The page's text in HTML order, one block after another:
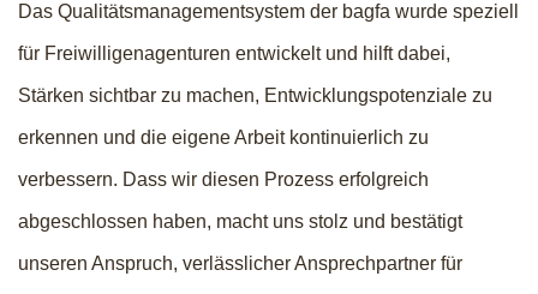
Das Qualitätsmanagementsystem der bagfa wurde speziell
für Freiwilligenagenturen entwickelt und hilft dabei,
Stärken sichtbar zu machen, Entwicklungspotenziale zu
erkennen und die eigene Arbeit kontinuierlich zu
verbessern. Dass wir diesen Prozess erfolgreich
abgeschlossen haben, macht uns stolz und bestätigt
unseren Anspruch, verlässlicher Ansprechpartner für